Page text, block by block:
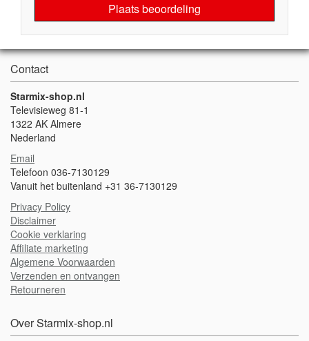
Plaats beoordeling
Contact
Starmix-shop.nl
Televisieweg 81-1
1322 AK Almere
Nederland
Email
Telefoon 036-7130129
Vanuit het buitenland +31 36-7130129
Privacy Policy
Disclaimer
Cookie verklaring
Affiliate marketing
Algemene Voorwaarden
Verzenden en ontvangen
Retourneren
Over Starmix-shop.nl